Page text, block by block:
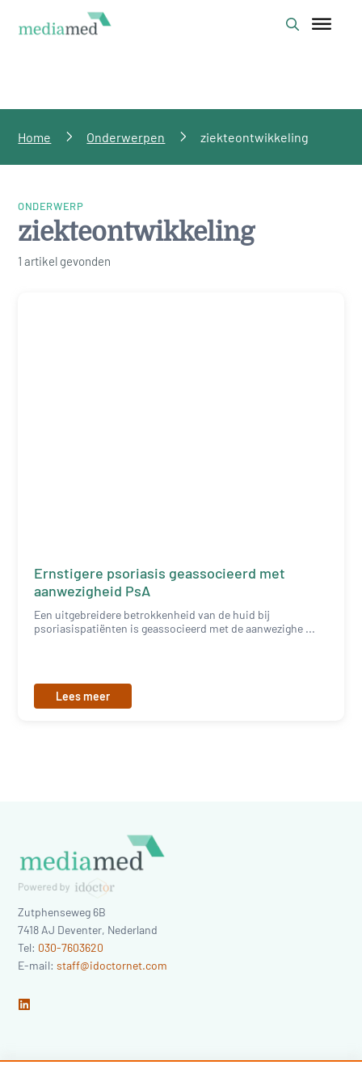
Home Onderwerpen ziekteontwikkeling
ONDERWERP
ziekteontwikkeling
1 artikel gevonden
Ernstigere psoriasis geassocieerd met
aanwezigheid PsA
Een uitgebreidere betrokkenheid van de huid bij
psoriasispatiënten is geassocieerd met de aanwezighe ...
Lees meer
Zutphenseweg 6B
7418 AJ Deventer, Nederland
Tel: 030-7603620
E-mail:staff@idoctornet.com